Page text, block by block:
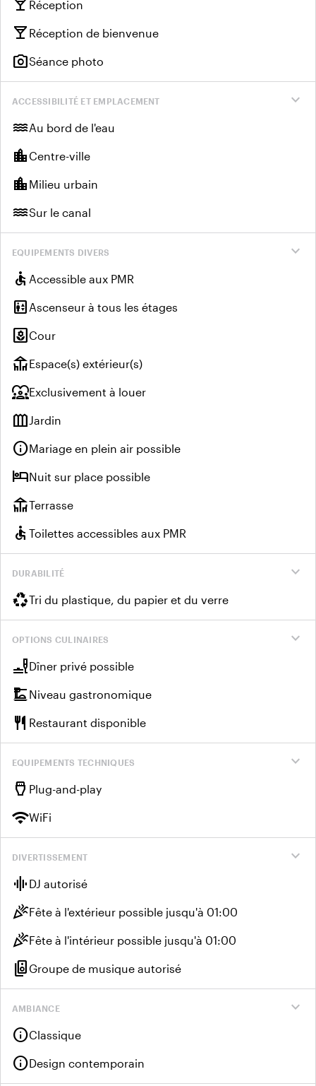
local_bar Réception
local_bar Réception de bienvenue
photo_cameraSéance photo
expand_more
ACCESSIBILITÉ ET EMPLACEMENT
waterAu bord de l'eau
location_cityCentre-ville
location_city Milieu urbain
waterSur le canal
expand_more
EQUIPEMENTS DIVERS
accessible Accessible aux PMR
elevator Ascenseur à tous les étages
yardCour
deckEspace(s) extérieur(s)
diversity_1Exclusivement à louer
outdoor_gardenJardin
infoMariage en plein air possible
hotelNuit sur place possible
deckTerrasse
accessible Toilettes accessibles aux PMR
expand_more
DURABILITÉ
recyclingTri du plastique, du papier et du verre
expand_more
OPTIONS CULINAIRES
brunch_diningDîner privé possible
dinner_diningNiveau gastronomique
restaurant Restaurant disponible
expand_more
EQUIPEMENTS TECHNIQUES
settings_input_hdmi Plug-and-play
wifiWiFi
expand_more
DIVERTISSEMENT
graphic_eq DJ autorisé
celebrationFête à l'extérieur possible jusqu'à 01:00
celebrationFête à l'intérieur possible jusqu'à 01:00
speaker_groupGroupe de musique autorisé
expand_more
AMBIANCE
infoClassique
infoDesign contemporain